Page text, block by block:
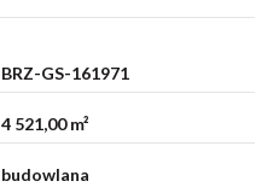
BRZ-GS-161971
4 521,00 m²
budowlana